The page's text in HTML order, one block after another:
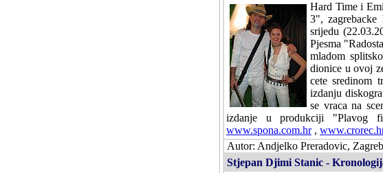
Hard Time i
3",
srijedu
Pjesma
mladom
dionice u ovoj
cete sredinom
izdanju
se vraca na
izdanje u produkciji "Plavog
www.spona.com.hr,
Autor: Andjelko Preradovic,
Stjepan Djimi Stanic -